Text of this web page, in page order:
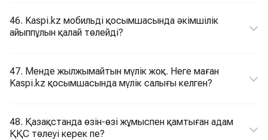
46. Kaspi.kz мобильді қосымшасында әкімшілік
айыппұлын қалай төлейді?
47. Менде жылжымайтын мүлік жоқ. Неге маған
Kaspi.kz қосымшасында мүлік салығы келген?
48. Қазақстанда өзін-өзі жұмыспен қамтыған адам
ҚҚС төлеуі керек пе?